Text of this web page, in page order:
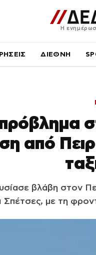
Η
ΔΙΕΘΝΗ
από
βλάβη στον
Σπέτσες, με τη